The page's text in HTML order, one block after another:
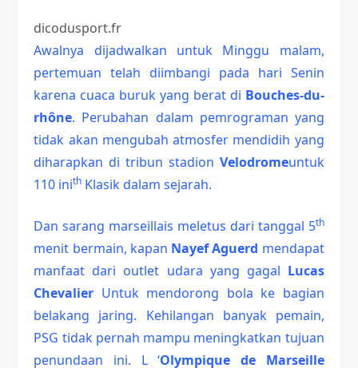
dicodusport.fr
Awalnya dijadwalkan untuk Minggu malam,
pertemuan telah diimbangi pada hari Senin
karena cuaca buruk yang berat di Bouches-du-
rhône. Perubahan dalam pemrograman yang
tidak akan mengubah atmosfer mendidih yang
diharapkan di tribun stadion Velodromeuntuk
110 inith Klasik dalam sejarah.
Dan sarang marseillais meletus dari tanggal 5th
menit bermain, kapan Nayef Aguerd mendapat
manfaat dari outlet udara yang gagal Lucas
Chevalier Untuk mendorong bola ke bagian
belakang jaring. Kehilangan banyak pemain,
PSG tidak pernah mampu meningkatkan tujuan
penundaan ini. L ‘Olympique de Marseille